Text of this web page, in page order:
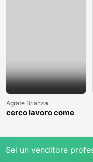
Agrate Brianza
cerco lavoro come
Sei un venditore